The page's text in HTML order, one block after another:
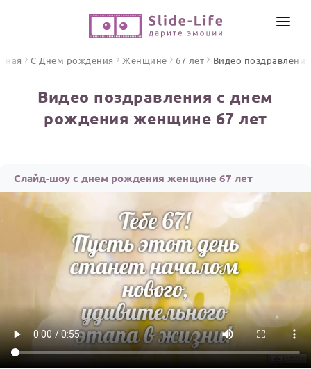
ПО ФОРМАТУ
Открытки
Стихи и тексты
ПРАЗДНИКИ
С Днем рождения
Свадьба
Годовщина свадьбы
Календарь праздников
ИНСТРУМЕНТЫ
ОТЗЫВЫ
С Днем рождения Женщине 67 лет Видео поздравления
Видео поздравления с днем
рождения женщине 67 лет
Слайд-шоу с днем рождения женщине 67 лет